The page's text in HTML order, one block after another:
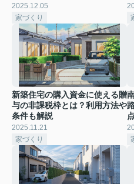
2025.12.05
家づくり
新築住宅の購入資金に使える贈
与の非課税枠とは？利用方法や
条件も解説
2025.11.21
家づくり